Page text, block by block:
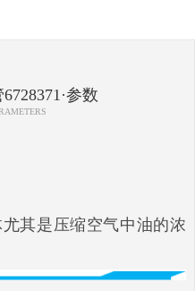
参数
其是压缩空气中油的浓